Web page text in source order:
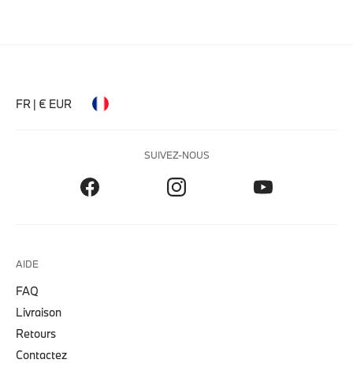
FR | € EUR
SUIVEZ-NOUS
AIDE
FAQ
Livraison
Retours
Contactez